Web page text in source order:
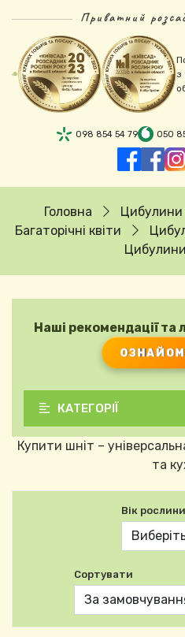
Приватний
з
098 854 54 79 050
Рядок навіґації
Головна
Цибулини
Багаторічні квіти
Наші рекомендації та
КАТЕГОРІЇ
Купити шніт –
та
Вік
Сортувати